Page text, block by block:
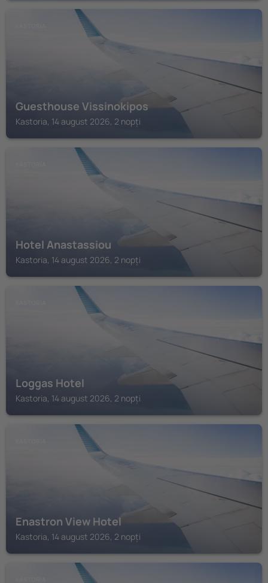
Guesthouse Vissinokipos
Kastoria, 14 august 2026, 2 nopți
Hotel Anastassiou
Kastoria, 14 august 2026, 2 nopți
Loggas Hotel
Kastoria, 14 august 2026, 2 nopți
Enastron View Hotel
Kastoria, 14 august 2026, 2 nopți